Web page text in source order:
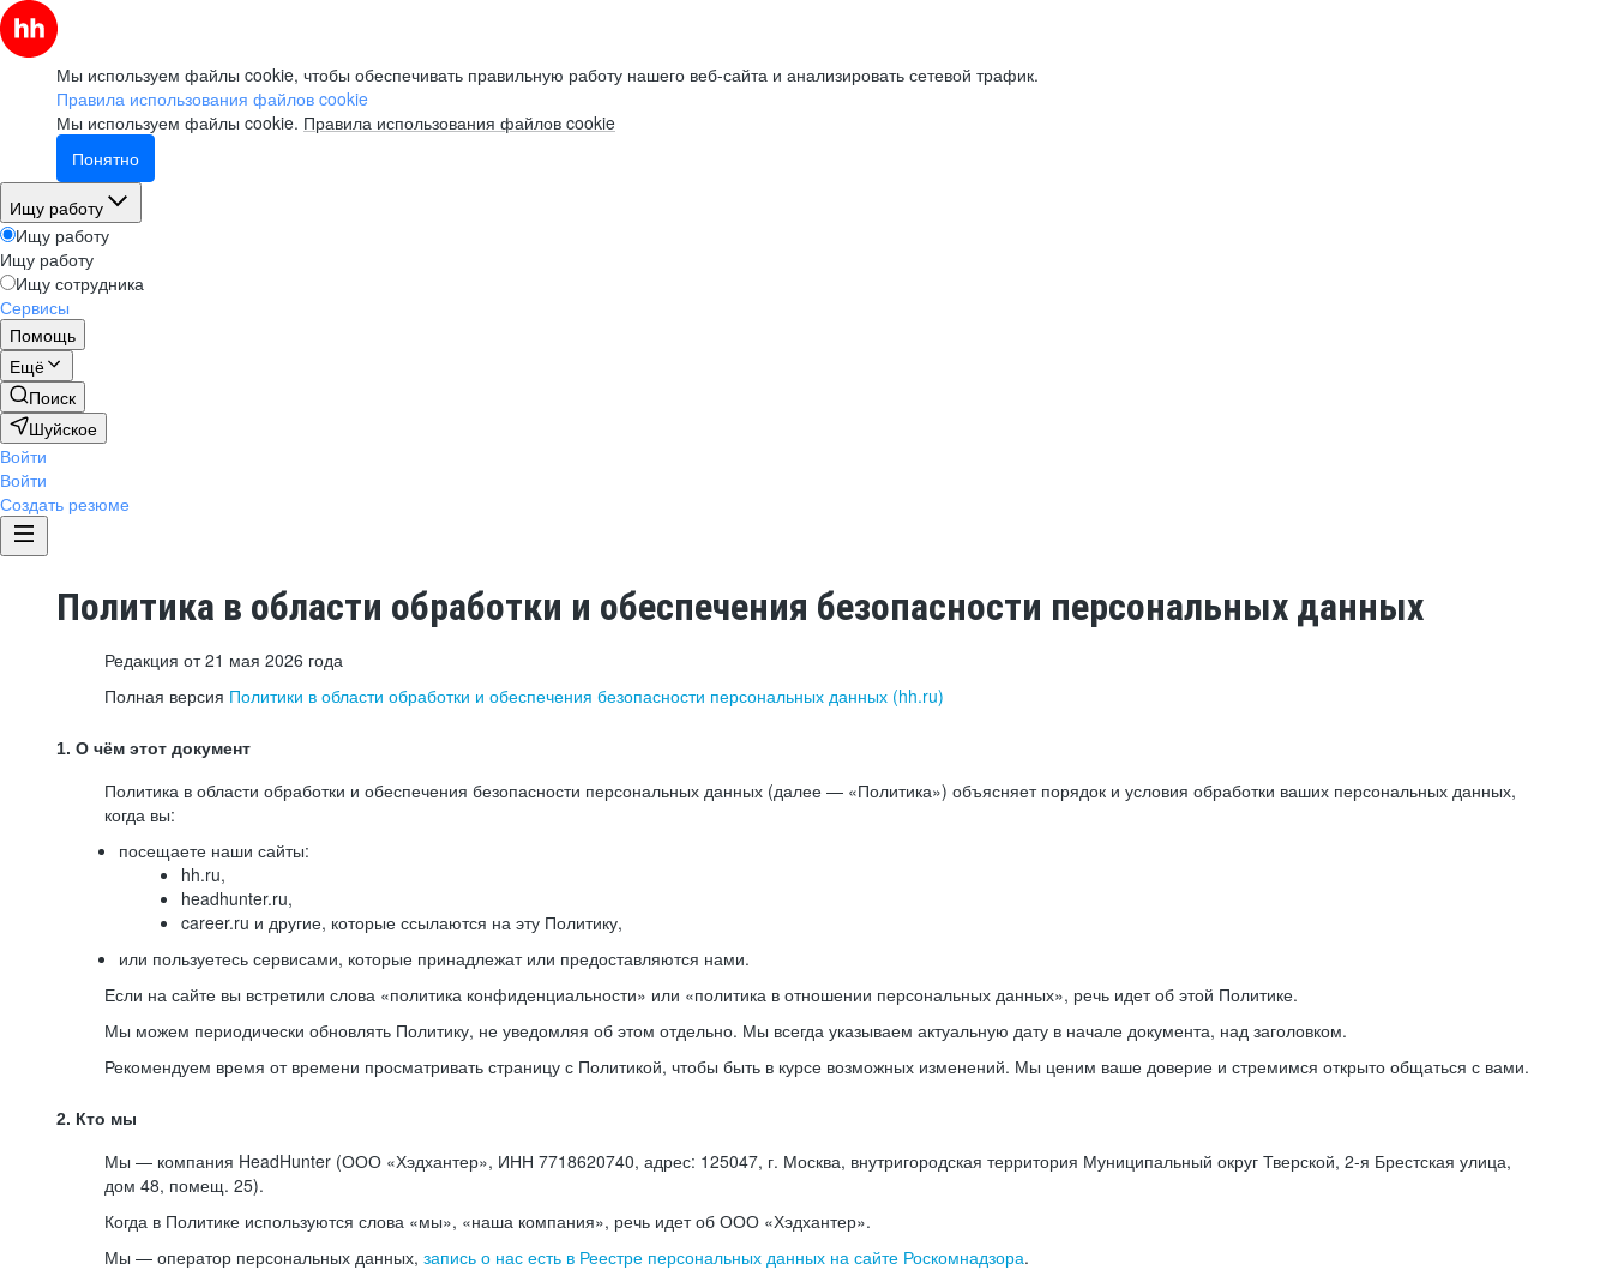
Мы используем файлы cookie, чтобы обеспечивать правильную работу нашего веб-сайта и анализировать сетевой трафик.
Правила использования файлов cookie
Мы используем файлы cookie. Правила использования файлов cookie
Понятно
Ищу работу
Ищу работу
Ищу работу
Ищу сотрудника
Сервисы
Помощь
Ещё
Поиск
Шуйское
Войти
Войти
Создать резюме
Политика в области обработки и обеспечения безопасности персональных данных
Редакция от 21 мая 2026 года
Полная версия Политики в области обработки и обеспечения безопасности персональных данных (hh.ru)
1. О чём этот документ
Политика в области обработки и обеспечения безопасности персональных данных (далее — «Политика») объясняет порядок и условия обработки ваших персональных данных,
когда вы:
посещаете наши сайты:
hh.ru,
headhunter.ru,
career.ru и другие, которые ссылаются на эту Политику,
или пользуетесь сервисами, которые принадлежат или предоставляются нами.
Если на сайте вы встретили слова «политика конфиденциальности» или «политика в отношении персональных данных», речь идет об этой Политике.
Мы можем периодически обновлять Политику, не уведомляя об этом отдельно. Мы всегда указываем актуальную дату в начале документа, над заголовком.
Рекомендуем время от времени просматривать страницу с Политикой, чтобы быть в курсе возможных изменений. Мы ценим ваше доверие и стремимся открыто общаться с вами.
2. Кто мы
Мы — компания HeadHunter (ООО «Хэдхантер», ИНН 7718620740, адрес: 125047, г. Москва, внутригородская территория Муниципальный округ Тверской, 2-я Брестская улица,
дом 48, помещ. 25).
Когда в Политике используются слова «мы», «наша компания», речь идет об ООО «Хэдхантер».
Мы — оператор персональных данных, запись о нас есть в Реестре персональных данных на сайте Роскомнадзора.